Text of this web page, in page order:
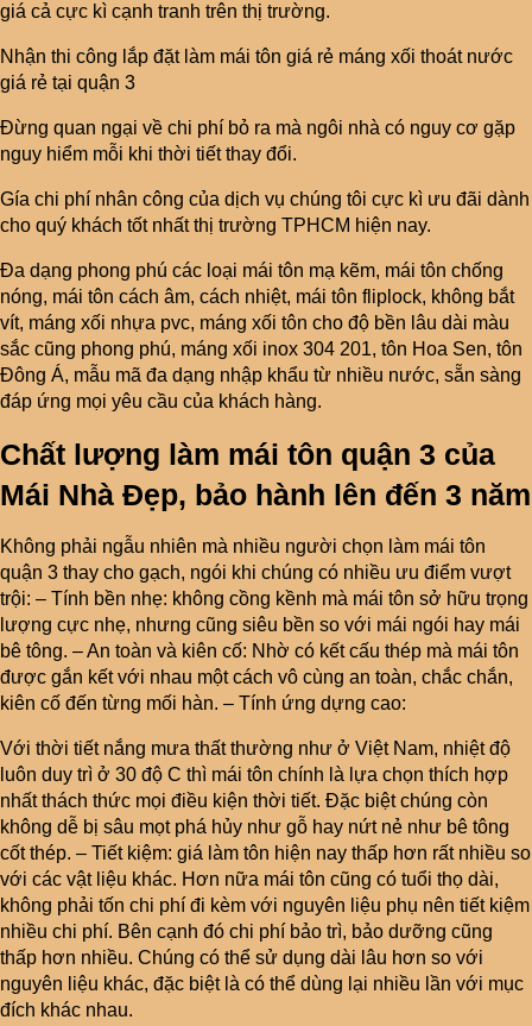
giá cả cực kì cạnh tranh trên thị trường.
Nhận thi công lắp đặt làm mái tôn giá rẻ máng xối thoát nước
giá rẻ tại quận 3
Đừng quan ngại về chi phí bỏ ra mà ngôi nhà có nguy cơ gặp
nguy hiểm mỗi khi thời tiết thay đổi.
Gía chi phí nhân công của dịch vụ chúng tôi cực kì ưu đãi dành
cho quý khách tốt nhất thị trường TPHCM hiện nay.
Đa dạng phong phú các loại mái tôn mạ kẽm, mái tôn chống
nóng, mái tôn cách âm, cách nhiệt, mái tôn fliplock, không bắt
vít, máng xối nhựa pvc, máng xối tôn cho độ bền lâu dài màu
sắc cũng phong phú, máng xối inox 304 201, tôn Hoa Sen, tôn
Đông Á, mẫu mã đa dạng nhập khẩu từ nhiều nước, sẵn sàng
đáp ứng mọi yêu cầu của khách hàng.
Chất lượng làm mái tôn quận 3 của
Mái Nhà Đẹp, bảo hành lên đến 3 năm
Không phải ngẫu nhiên mà nhiều người chọn làm mái tôn
quận 3 thay cho gạch, ngói khi chúng có nhiều ưu điểm vượt
trội: – Tính bền nhẹ: không cồng kềnh mà mái tôn sở hữu trọng
lượng cực nhẹ, nhưng cũng siêu bền so với mái ngói hay mái
bê tông. – An toàn và kiên cố: Nhờ có kết cấu thép mà mái tôn
được gắn kết với nhau một cách vô cùng an toàn, chắc chắn,
kiên cố đến từng mối hàn. – Tính ứng dựng cao:
Với thời tiết nắng mưa thất thường như ở Việt Nam, nhiệt độ
luôn duy trì ở 30 độ C thì mái tôn chính là lựa chọn thích hợp
nhất thách thức mọi điều kiện thời tiết. Đặc biệt chúng còn
không dễ bị sâu mọt phá hủy như gỗ hay nứt nẻ như bê tông
cốt thép. – Tiết kiệm: giá làm tôn hiện nay thấp hơn rất nhiều so
với các vật liệu khác. Hơn nữa mái tôn cũng có tuổi thọ dài,
không phải tốn chi phí đi kèm với nguyên liệu phụ nên tiết kiệm
nhiều chi phí. Bên cạnh đó chi phí bảo trì, bảo dưỡng cũng
thấp hơn nhiều. Chúng có thể sử dụng dài lâu hơn so với
nguyên liệu khác, đặc biệt là có thể dùng lại nhiều lần với mục
đích khác nhau.